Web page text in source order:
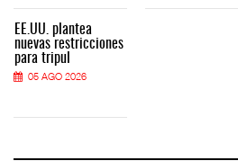
EE.UU. plantea
nuevas restricciones
para tripul
05 AGO 2026